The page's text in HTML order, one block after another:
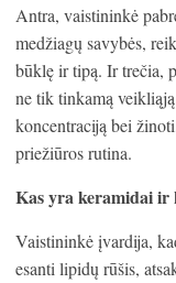
Antra, vaistininkė
medžiagų savybės,
būklę ir tipą. Ir trečia,
ne tik tinkamą
koncentraciją bei
priežiūros rutina.
Kas yra keramidai ir
Vaistininkė įvardija,
esanti lipidų rūšis,